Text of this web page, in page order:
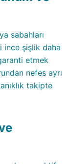
sabahları
ince şişlik daha
etmek
nefes ayrı
takipte